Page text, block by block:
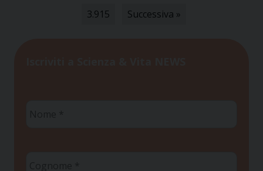
3.915
Successiva »